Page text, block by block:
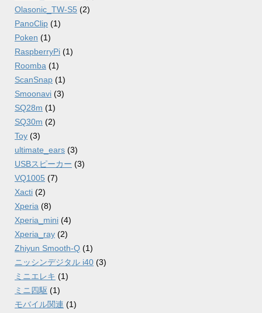
Olasonic_TW-S5 (2)
PanoClip (1)
Poken (1)
RaspberryPi (1)
Roomba (1)
ScanSnap (1)
Smoonavi (3)
SQ28m (1)
SQ30m (2)
Toy (3)
ultimate_ears (3)
USBスピーカー (3)
VQ1005 (7)
Xacti (2)
Xperia (8)
Xperia_mini (4)
Xperia_ray (2)
Zhiyun Smooth-Q (1)
ニッシンデジタル i40 (3)
ミニエレキ (1)
ミニ四駆 (1)
モバイル関連 (1)